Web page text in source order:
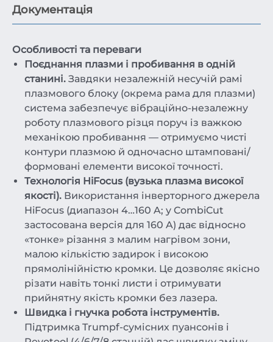
Документація
Особливості та переваги
Поєднання плазми і пробивання в одній
станині. Завдяки незалежній несучій рамі
плазмового блоку (окрема рама для плазми)
система забезпечує вібраційно-незалежну
роботу плазмового різця поруч із важкою
механікою пробивання — отримуємо чисті
контури плазмою й одночасно штамповані/
формовані елементи високої точності.
Технологія HiFocus (вузька плазма високої
якості). Використання інверторного джерела
HiFocus (диапазон 4…160 A; у CombiCut
застосована версія для 160 A) дає відносно
«тонке» різання з малим нагрівом зони,
малою кількістю задирок і високою
прямолінійністю кромки. Це дозволяє якісно
різати навіть тонкі листи і отримувати
прийнятну якість кромки без лазера.
Швидка і гнучка робота інструментів.
Підтримка Trumpf-сумісних пуансонів і